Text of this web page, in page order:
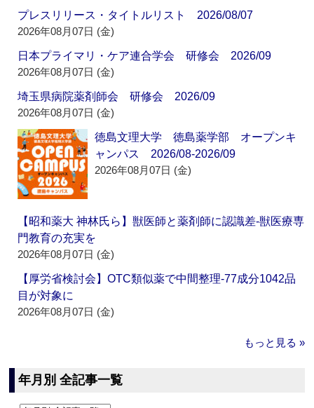
プレスリリース・タイトルリスト 2026/08/07
2026年08月07日 (金)
日本プライマリ・ケア連合学会 研修会 2026/09
2026年08月07日 (金)
埼玉県病院薬剤師会 研修会 2026/09
2026年08月07日 (金)
徳島文理大学 徳島薬学部 オープンキ
ャンパス 2026/08-2026/09
2026年08月07日 (金)
【昭和薬大 神林氏ら】獣医師と薬剤師に認識差‐獣医療専
門教育の充実を
2026年08月07日 (金)
【厚労省検討会】OTC類似薬で中間整理‐77成分1042品
目が対象に
2026年08月07日 (金)
もっと見る »
年月別 全記事一覧